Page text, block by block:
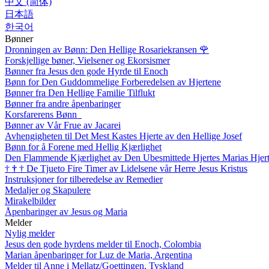
日本語
한국어
Bønner
Dronningen av Bønn: Den Hellige Rosariekransen 🌹
Forskjellige bøner, Vielsener og Ekorsismer
Bønner fra Jesus den gode Hyrde til Enoch
Bønn for Den Guddommelige Forberedelsen av Hjertene
Bønner fra Den Hellige Familie Tilflukt
Bønner fra andre åpenbaringer
Korsfarerens Bønn
Bønner av Vår Frue av Jacarei
Avhengigheten til Det Mest Kastes Hjerte av den Hellige Josef
Bønn for å Forene med Hellig Kjærlighet
Den Flammende Kjærlighet av Den Ubesmittede Hjertes Marias
† † † De Tjueto Fire Timer av Lidelsene vår Herre Jesus Kristus
Instruksjoner for tilberedelse av Remedier
Medaljer og Skapulere
Mirakelbilder
Åpenbaringer av Jesus og Maria
Melder
Nylig melder
Jesus den gode hyrdens melder til Enoch, Colombia
Marian åpenbaringer for Luz de Maria, Argentina
Melder til Anne i Mellatz/Goettingen, Tyskland